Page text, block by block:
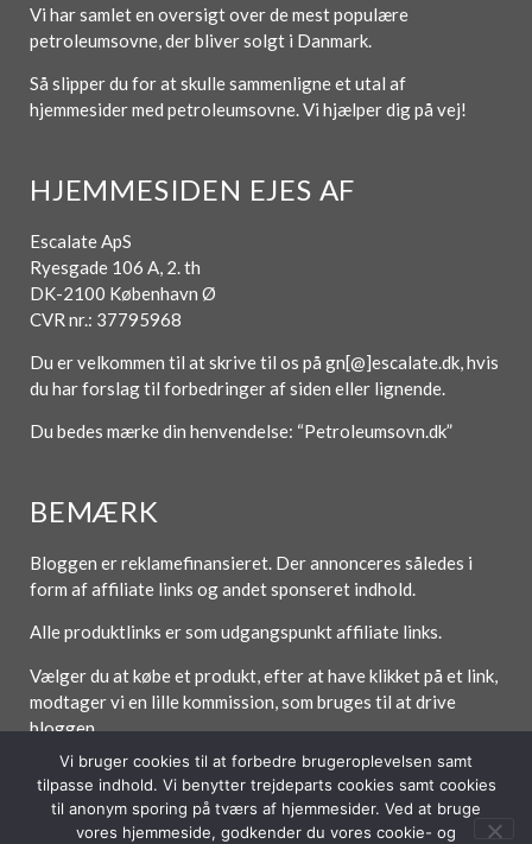
Vi har samlet en oversigt over de mest populære
petroleumsovne, der bliver solgt i Danmark.
Så slipper du for at skulle sammenligne et utal af
hjemmesider med petroleumsovne. Vi hjælper dig på vej!
HJEMMESIDEN EJES AF
Escalate ApS
Ryesgade 106 A, 2. th
DK-2100 København Ø
CVR nr.: 37795968
Du er velkommen til at skrive til os på gn[@]escalate.dk, hvis
du har forslag til forbedringer af siden eller lignende.
Du bedes mærke din henvendelse: “Petroleumsovn.dk”
BEMÆRK
Bloggen er reklamefinansieret. Der annonceres således i
form af affiliate links og andet sponseret indhold.
Alle produktlinks er som udgangspunkt affiliate links.
Vælger du at købe et produkt, efter at have klikket på et link,
modtager vi en lille kommission, som bruges til at drive
bloggen.
Forside Om / Kontakt Betingelser
Vi bruger cookies til at forbedre brugeroplevelsen samt
tilpasse indhold. Vi benytter trejdeparts cookies samt cookies
til anonym sporing på tværs af hjemmesider. Ved at bruge
vores hjemmeside, godkender du vores cookie- og